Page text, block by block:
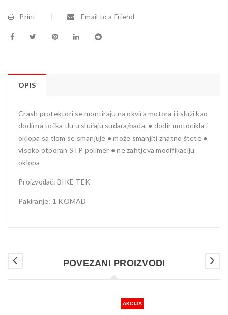
Print Email to a Friend
OPIS
Crash protektori se montiraju na okvira motora i i služi kao
dodirna točka tlu u slučaju sudara/pada. ● dodir motocikla i
oklopa sa tlom se smanjuje ● može smanjiti znatno štete ●
visoko otporan STP polimer ● ne zahtjeva modifikaciju
oklopa
Proizvođač: BIKE TEK
Pakiranje: 1 KOMAD
POVEZANI PROIZVODI
AKCIJA